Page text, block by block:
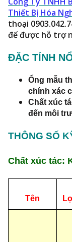
Thiết Bị Hóa
thoại
để được hỗ trợ
ĐẶC TÍNH
Ống mẫu
chính xác
Chất xúc
đến môi
THÔNG SỐ
Chất xúc tác:
Tên